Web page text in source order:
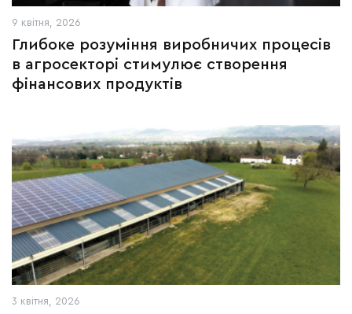
9 квітня, 2026
Глибоке розуміння виробничих процесів
в агросекторі стимулює створення
фінансових продуктів
3 квітня, 2026